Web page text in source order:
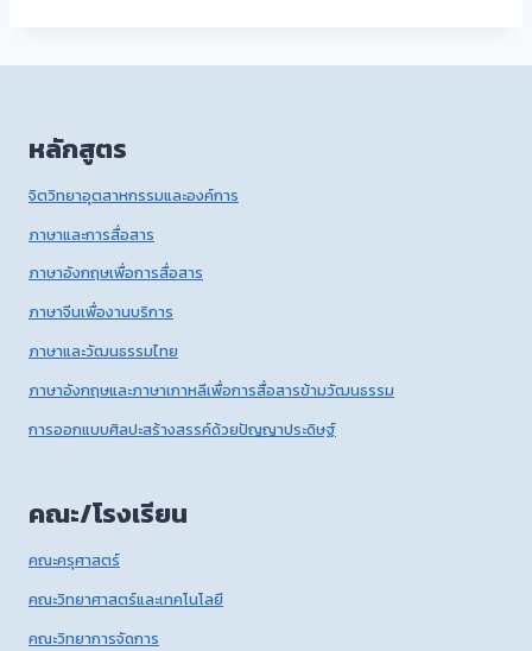
หลักสูตร
จิตวิทยาอุตสาหกรรมและองค์การ
ภาษาและการสื่อสาร
ภาษาอังกฤษเพื่อการสื่อสาร
ภาษาจีนเพื่องานบริการ
ภาษาและวัฒนธรรมไทย
ภาษาอังกฤษและภาษาเกาหลีเพื่อการสื่อสารข้ามวัฒนธรรม
การออกแบบศิลปะสร้างสรรค์ด้วยปัญญาประดิษฐ์
คณะ/โรงเรียน
คณะครุศาสตร์
คณะวิทยาศาสตร์และเทคโนโลยี
คณะวิทยาการจัดการ